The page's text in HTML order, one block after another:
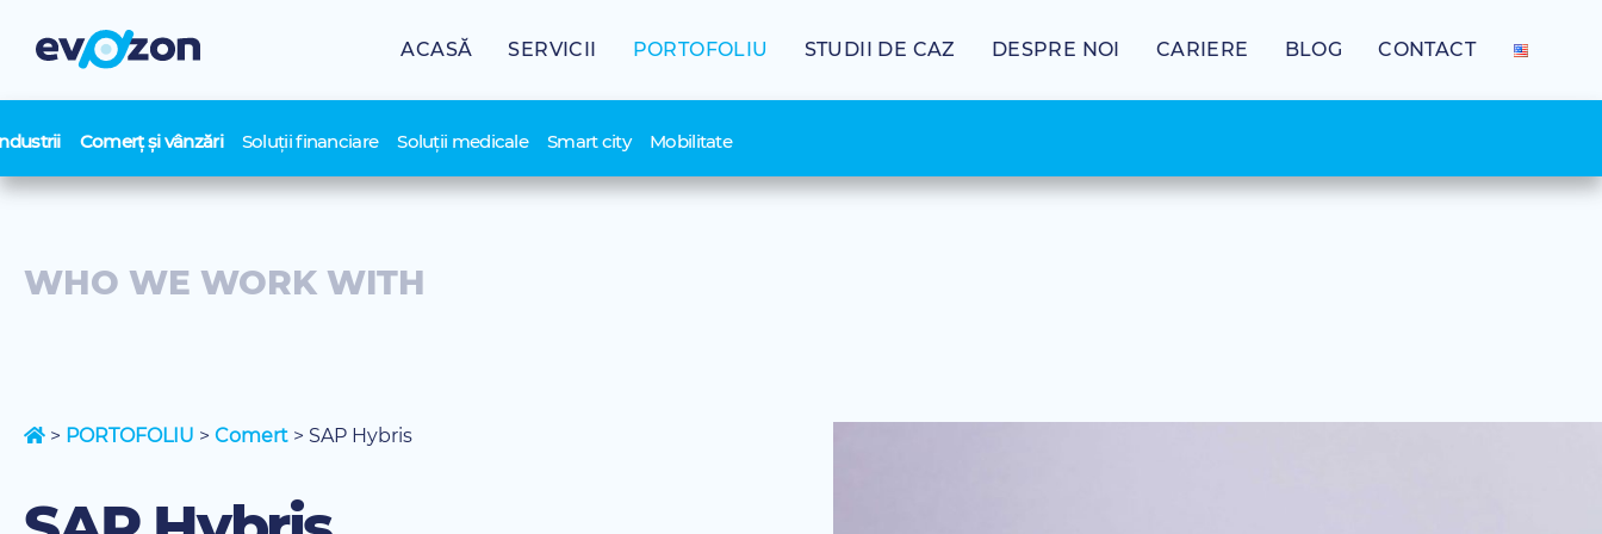
ACASĂ SERVICII PORTOFOLIU
Comerț și vânzări Soluții financiare Soluții medicale Smart city Mobilitate
STUDII DE CAZ DESPRE NOI CARIERE BLOG CONTACT
WHO WE WORK WITH
> PORTOFOLIU > Comert > SAP Hybris